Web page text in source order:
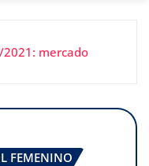
mercado
FEMENINO